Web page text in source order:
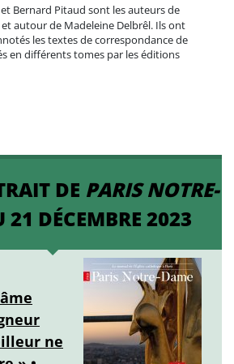
et Bernard Pitaud sont les auteurs de
autour de Madeleine Delbrêl. Ils ont
les textes de correspondance de
en différents tomes par les éditions
DE PARIS NOTRE-
DÉCEMBRE 2023
ne